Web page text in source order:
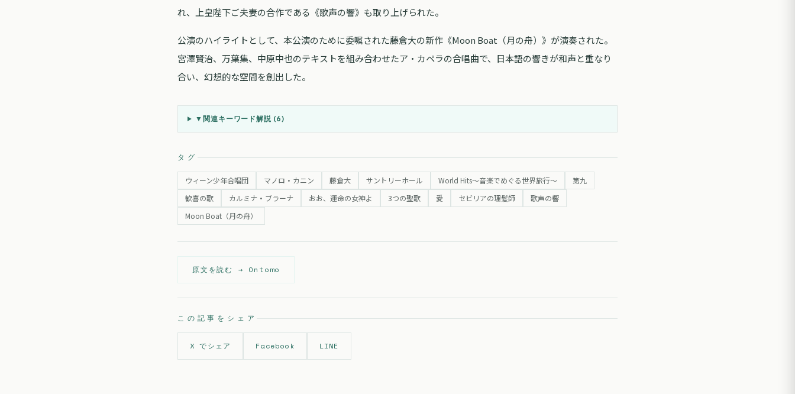
れ、上皇陛下ご夫妻の合作である《歌声の響》も取り上げられた。
公演のハイライトとして、本公演のために委嘱された藤倉大の新作《Moon Boat（月の舟）》が演奏された。
宮澤賢治、万葉集、中原中也のテキストを組み合わせたア・カペラの合唱曲で、日本語の響きが和声と重なり
合い、幻想的な空間を創出した。
▼ 関連キーワード解説 (6)
タグ
ウィーン少年合唱団 マノロ・カニン 藤倉大 サントリーホール World Hits～音楽でめぐる世界旅行～ 第九
歓喜の歌 カルミナ・ブラーナ おお、運命の女神よ 3つの聖歌 愛 セビリアの理髪師 歌声の響
Moon Boat（月の舟）
原文を読む → Ontomo
この記事をシェア
X でシェア Facebook LINE